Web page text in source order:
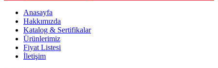
Anasayfa
Hakkımızda
Katalog & Sertifikalar
Ürünlerimiz
Fiyat Listesi
İletişim